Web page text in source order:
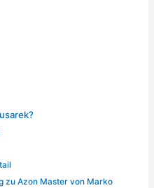
zu Azon Master von Marko